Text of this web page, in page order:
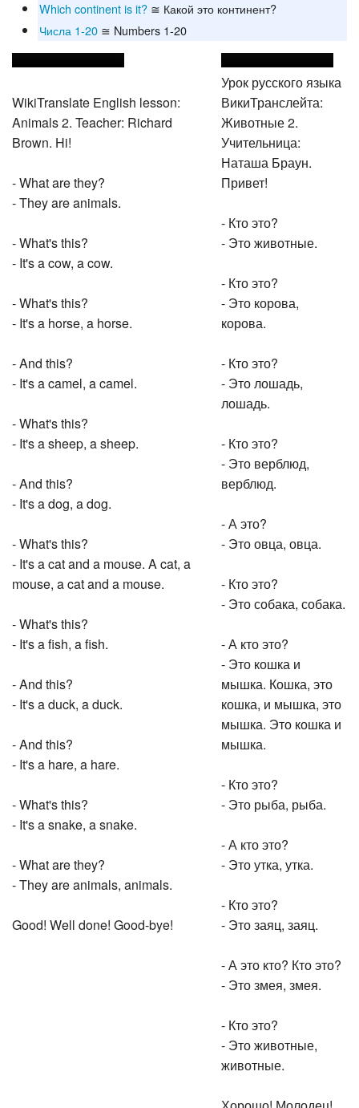
Which continent is it? ≅ Какой это континент?
Числа 1-20 ≅ Numbers 1-20
WikiTranslate English lesson:
Animals 2. Teacher: Richard
Brown. Hi!
- What are they?
- They are animals.
- What's this?
- It's a cow, a cow.
- What's this?
- It's a horse, a horse.
- And this?
- It's a camel, a camel.
- What's this?
- It's a sheep, a sheep.
- And this?
- It's a dog, a dog.
- What's this?
- It's a cat and a mouse. A cat, a
mouse, a cat and a mouse.
- What's this?
- It's a fish, a fish.
- And this?
- It's a duck, a duck.
- And this?
- It's a hare, a hare.
- What's this?
- It's a snake, a snake.
- What are they?
- They are animals, animals.
Good! Well done! Good-bye!
Урок русского языка
ВикиТранслейта:
Животные 2.
Учительница:
Наташа Браун.
Привет!
- Кто это?
- Это животные.
- Кто это?
- Это корова,
корова.
- Кто это?
- Это лошадь,
лошадь.
- Кто это?
- Это верблюд,
верблюд.
- А это?
- Это овца, овца.
- Кто это?
- Это собака, собака.
- А кто это?
- Это кошка и
мышка. Кошка, это
кошка, и мышка, это
мышка. Это кошка и
мышка.
- Кто это?
- Это рыба, рыба.
- А кто это?
- Это утка, утка.
- Кто это?
- Это заяц, заяц.
- А это кто? Кто это?
- Это змея, змея.
- Кто это?
- Это животные,
животные.